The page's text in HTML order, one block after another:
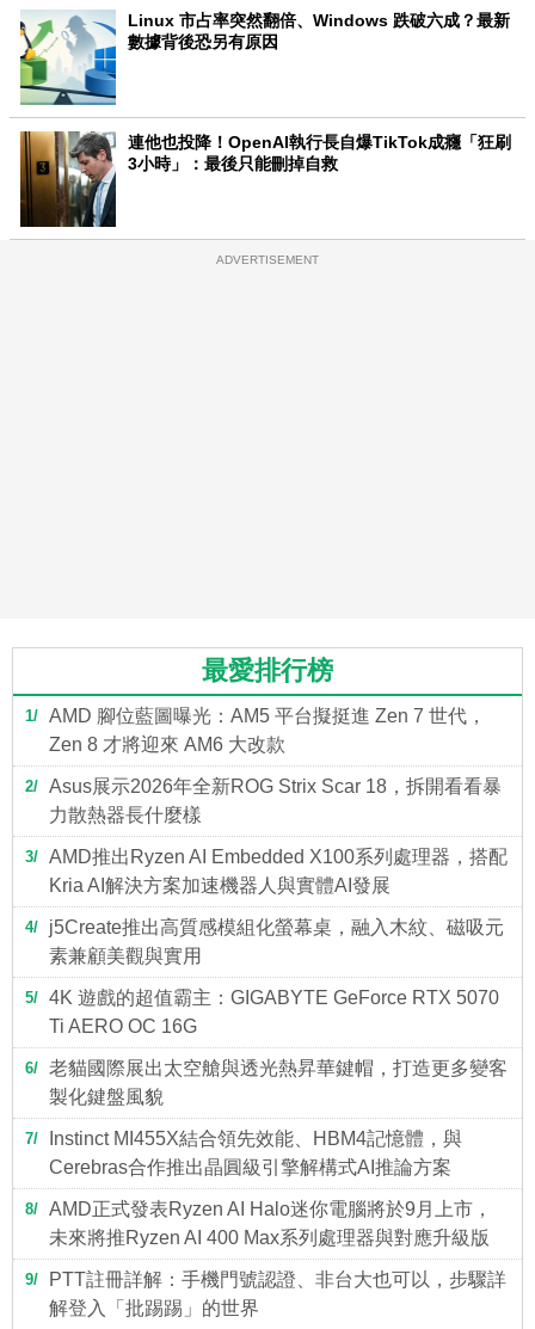
Linux 市占率突然翻倍、Windows 跌破六成？最新
數據背後恐另有原因
連他也投降！OpenAI執行長自爆TikTok成癮「狂刷
3小時」：最後只能刪掉自救
ADVERTISEMENT
最愛排行榜
1
AMD 腳位藍圖曝光：AM5 平台擬挺進 Zen 7 世代，
Zen 8 才將迎來 AM6 大改款
2
Asus展示2026年全新ROG Strix Scar 18，拆開看看暴
力散熱器長什麼樣
3
AMD推出Ryzen AI Embedded X100系列處理器，搭配
Kria AI解決方案加速機器人與實體AI發展
4
j5Create推出高質感模組化螢幕桌，融入木紋、磁吸元
素兼顧美觀與實用
5
4K 遊戲的超值霸主：GIGABYTE GeForce RTX 5070
Ti AERO OC 16G
6
老貓國際展出太空艙與透光熱昇華鍵帽，打造更多變客
製化鍵盤風貌
7
Instinct MI455X結合領先效能、HBM4記憶體，與
Cerebras合作推出晶圓級引擎解構式AI推論方案
8
AMD正式發表Ryzen AI Halo迷你電腦將於9月上市，
未來將推Ryzen AI 400 Max系列處理器與對應升級版
9
PTT註冊詳解：手機門號認證、非台大也可以，步驟詳
解登入「批踢踢」的世界